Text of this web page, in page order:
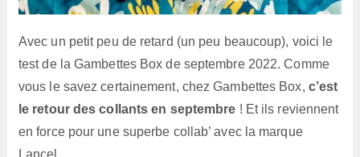
Avec un petit peu de retard (un peu beaucoup), voici le
test de la Gambettes Box de septembre 2022. Comme
vous le savez certainement, chez Gambettes Box, c’est
le retour des collants en septembre ! Et ils reviennent
en force pour une superbe collab’ avec la marque
Lancel.